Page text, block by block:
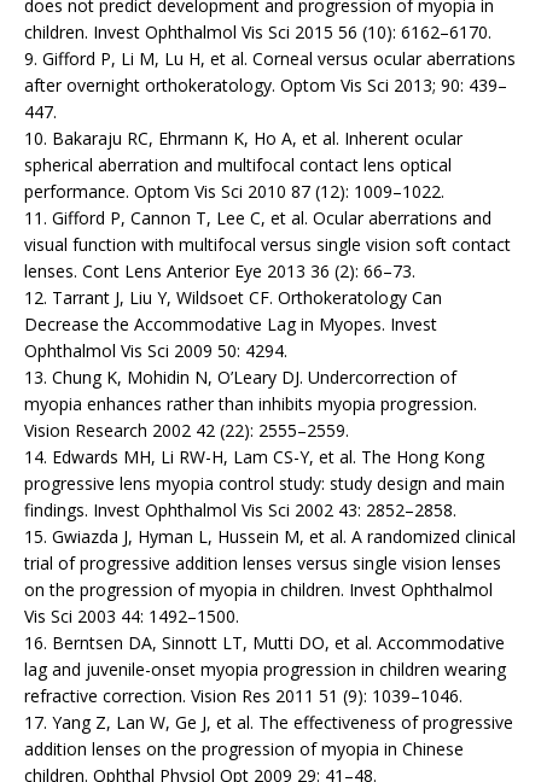
does not predict development and progression of myopia in
children. Invest Ophthalmol Vis Sci 2015 56 (10): 6162–6170.
9. Gifford P, Li M, Lu H, et al. Corneal versus ocular aber­rations
after overnight orthokeratology. Optom Vis Sci 2013; 90: 439–
447.
10. Bakaraju RC, Ehrmann K, Ho A, et al. Inherent ocular
spherical aberration and multifocal contact lens optical
performance. Optom Vis Sci 2010 87 (12): 1009–1022.
11. Gifford P, Cannon T, Lee C, et al. Ocular aberrations and
visual function with multifocal versus single vision soft contact
lenses. Cont Lens Anterior Eye 2013 36 (2): 66–73.
12. Tarrant J, Liu Y, Wildsoet CF. Orthokeratology Can
Decrease the Accommodative Lag in Myopes. Invest
Ophthalmol Vis Sci 2009 50: 4294.
13. Chung K, Mohidin N, O’Leary DJ. Undercorrection of
myopia enhances rather than inhibits myopia progression.
Vision Research 2002 42 (22): 2555–2559.
14. Edwards MH, Li RW-H, Lam CS-Y, et al. The Hong Kong
progressive lens myopia control study: study design and main
findings. Invest Ophthalmol Vis Sci 2002 43: 2852–2858.
15. Gwiazda J, Hyman L, Hussein M, et al. A randomized clinical
trial of progressive addition lenses versus single vision lenses
on the progression of myopia in children. Invest Ophthalmol
Vis Sci 2003 44: 1492–1500.
16. Berntsen DA, Sinnott LT, Mutti DO, et al. Accommodative
lag and juvenile-onset myopia progression in children wearing
refractive correction. Vision Res 2011 51 (9): 1039–1046.
17. Yang Z, Lan W, Ge J, et al. The effectiveness of progressive
addition lenses on the progression of myopia in Chinese
children. Ophthal Physiol Opt 2009 29: 41–48.